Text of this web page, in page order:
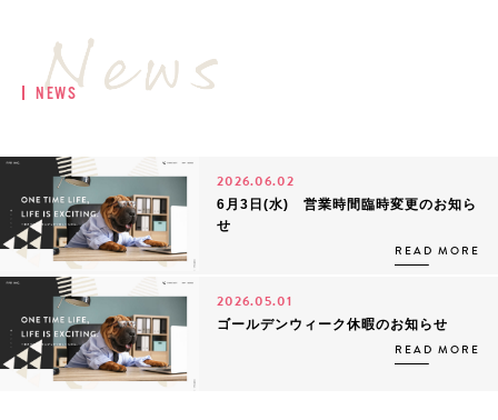
NEWS
2026.06.02
6月3日(水) 営業時間臨時変更のお知ら
せ
READ MORE
2026.05.01
ゴールデンウィーク休暇のお知らせ
READ MORE